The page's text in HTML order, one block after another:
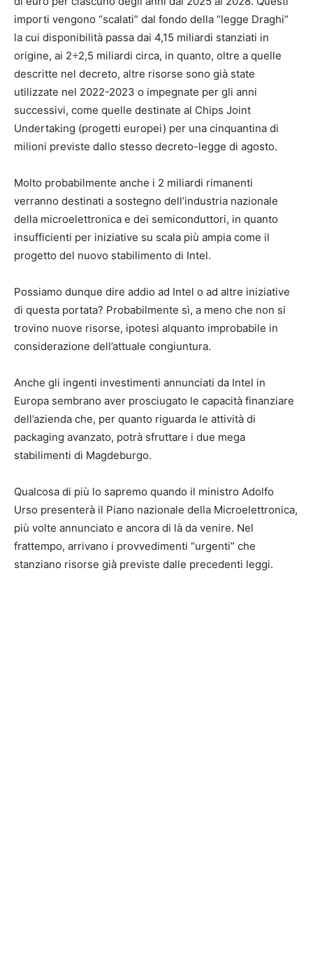
importi vengono “scalati” dal fondo della “legge Draghi”
la cui disponibilità passa dai 4,15 miliardi stanziati in
origine, ai 2÷2,5 miliardi circa, in quanto, oltre a quelle
descritte nel decreto, altre risorse sono già state
utilizzate nel 2022-2023 o impegnate per gli anni
successivi, come quelle destinate al Chips Joint
Undertaking (progetti europei) per una cinquantina di
milioni previste dallo stesso decreto-legge di agosto.
Molto probabilmente anche i 2 miliardi rimanenti
verranno destinati a sostegno dell’industria nazionale
della microelettronica e dei semiconduttori, in quanto
insufficienti per iniziative su scala più ampia come il
progetto del nuovo stabilimento di Intel.
Possiamo dunque dire addio ad Intel o ad altre iniziative
di questa portata? Probabilmente sì, a meno che non si
trovino nuove risorse, ipotesi alquanto improbabile in
considerazione dell’attuale congiuntura.
Anche gli ingenti investimenti annunciati da Intel in
Europa sembrano aver prosciugato le capacità finanziare
dell’azienda che, per quanto riguarda le attività di
packaging avanzato, potrà sfruttare i due mega
stabilimenti di Magdeburgo.
Qualcosa di più lo sapremo quando il ministro Adolfo
Urso presenterà il Piano nazionale della Microelettronica,
più volte annunciato e ancora di là da venire. Nel
frattempo, arrivano i provvedimenti “urgenti” che
stanziano risorse già previste dalle precedenti leggi.